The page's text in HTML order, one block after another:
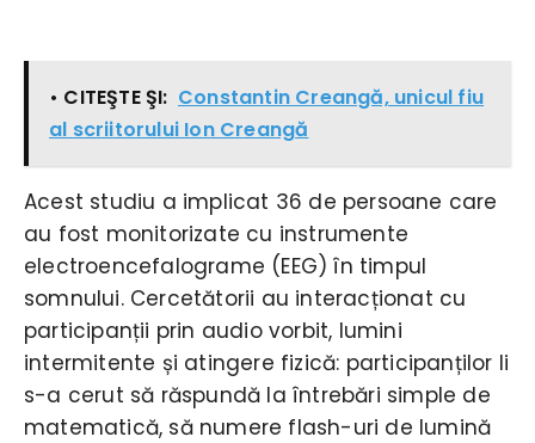
• CITEŞTE ŞI: Constantin Creangă, unicul fiu
al scriitorului Ion Creangă
Acest studiu a implicat 36 de persoane care
au fost monitorizate cu instrumente
electroencefalograme (EEG) în timpul
somnului. Cercetătorii au interacționat cu
participanții prin audio vorbit, lumini
intermitente și atingere fizică: participanților li
s-a cerut să răspundă la întrebări simple de
matematică, să numere flash-uri de lumină